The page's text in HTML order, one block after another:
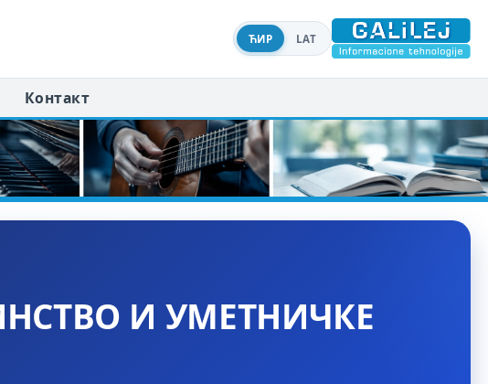
ЋИР LAT
Контакт
И УМЕТНИЧКЕ